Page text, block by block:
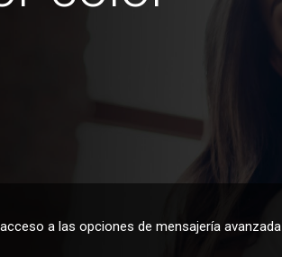
a las opciones de mensajería avanzada